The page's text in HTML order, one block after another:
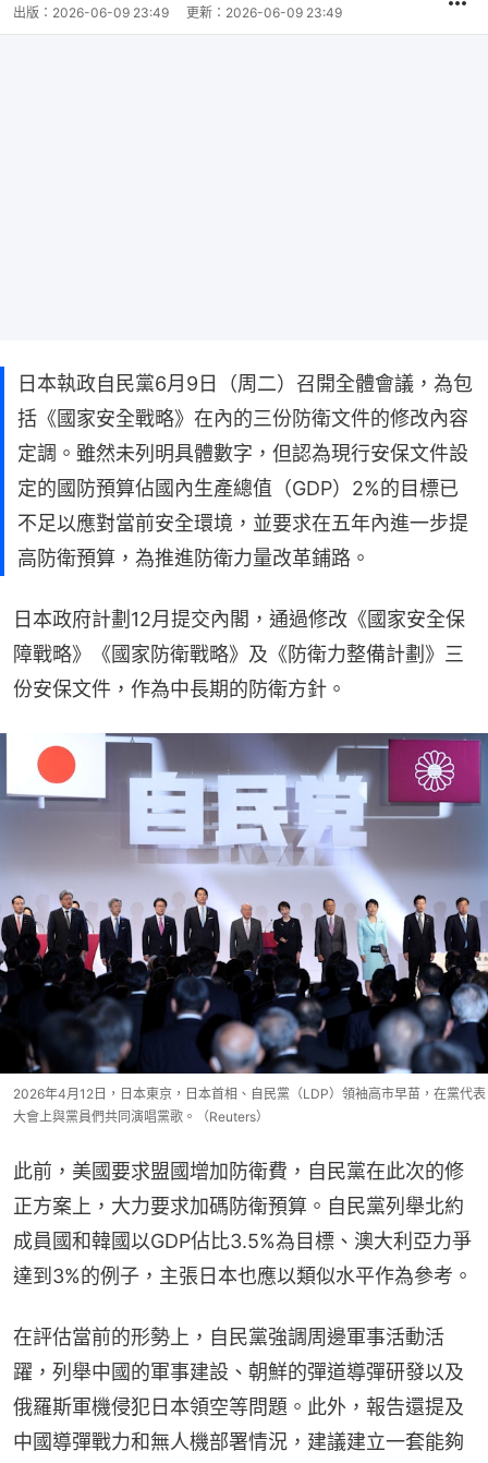
出版： 2026-06-09 23:49 更新： 2026-06-09 23:49
日本執政自民黨6月9日（周二）召開全體會議，為包
括《國家安全戰略》在內的三份防衛文件的修改內容
定調。雖然未列明具體數字，但認為現行安保文件設
定的國防預算佔國內生產總值（GDP）2%的目標已
不足以應對當前安全環境，並要求在五年內進一步提
高防衛預算，為推進防衛力量改革鋪路。
日本政府計劃12月提交內閣，通過修改《國家安全保
障戰略》《國家防衛戰略》及《防衛力整備計劃》三
份安保文件，作為中長期的防衛方針。
2026年4月12日，日本東京，日本首相、自民黨（LDP）領袖高市早苗，在黨代表
大會上與黨員們共同演唱黨歌。（Reuters）
此前，美國要求盟國增加防衛費，自民黨在此次的修
正方案上，大力要求加碼防衛預算。自民黨列舉北約
成員國和韓國以GDP佔比3.5%為目標、澳大利亞力爭
達到3%的例子，主張日本也應以類似水平作為參考。
在評估當前的形勢上，自民黨強調周邊軍事活動活
躍，列舉中國的軍事建設、朝鮮的彈道導彈研發以及
俄羅斯軍機侵犯日本領空等問題。此外，報告還提及
中國導彈戰力和無人機部署情況，建議建立一套能夠